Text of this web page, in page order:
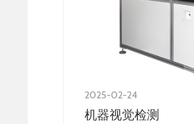
2025-02-24
机器视觉检测